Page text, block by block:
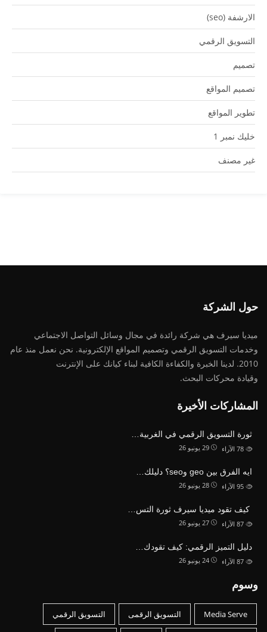
الارشفة (seo)
التسويق الرقمي
تصميم
تصميم المواقع
تطوير المواقع
خليك نمبر 1
غير مصنف
حول الشركة
ميديا ​​سيرف هي شركة رائدة في مجال وسائل التواصل الاجتماعي
وخدمات التسويق الرقمي وتصميم المواقع الإلكترونية. نحن نعمل منذ عام
2010. لدينا الخبرة والكفاءة الكافية لبناء كيانك على الإنترنت
وقيادة محركات البحث.
المشاركات الأخيرة
ثورة التسويق الرقمي في الغربية…
29 يونيو 26 الآراء
ايه الفرق بين geo وseo؟ دليلك…
28 يونيو 26 الآراء
كيف تقود ميديا سيرف ثورة التس…
27 يونيو 26 الآراء
دليل التميز الرقمي: كيف تقودك…
24 يونيو 26 الآراء
وسوم
Media Serve التسويق الرقمى التسويق الرقمي